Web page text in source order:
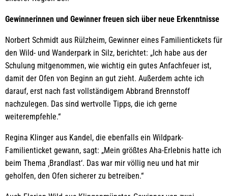
Gewinnerinnen und Gewinner freuen sich über neue Erkenntnisse
Norbert Schmidt aus Rülzheim, Gewinner eines Familientickets für
den Wild- und Wanderpark in Silz, berichtet: „Ich habe aus der
Schulung mitgenommen, wie wichtig ein gutes Anfachfeuer ist,
damit der Ofen von Beginn an gut zieht. Außerdem achte ich
darauf, erst nach fast vollständigem Abbrand Brennstoff
nachzulegen. Das sind wertvolle Tipps, die ich gerne
weiterempfehle.“
Regina Klinger aus Kandel, die ebenfalls ein Wildpark-
Familienticket gewann, sagt: „Mein größtes Aha-Erlebnis hatte ich
beim Thema ‚Brandlast‘. Das war mir völlig neu und hat mir
geholfen, den Ofen sicherer zu betreiben.“